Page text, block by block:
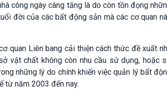
công ngày càng tăng là do còn tồn đọng
đời của các bất động sản mà các cơ quan
quan Liên bang cải thiện cách thức đề xuất
vật chất không còn nhu cầu sử dụng, hoặc
những lý do chính khiến việc quản lý bất
từ năm 2003 đến nay.